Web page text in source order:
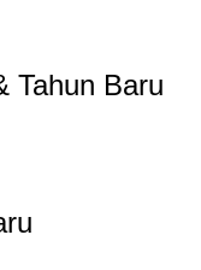
Tahun Baru